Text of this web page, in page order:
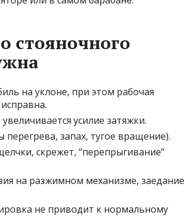
стояночного
на уклоне, при этом рабочая
усилие затяжки.
перегрева, запах, тугое вращение).
скрежет, “перепрыгивание”
на разжимном механизме, заедание
не приводит к нормальному